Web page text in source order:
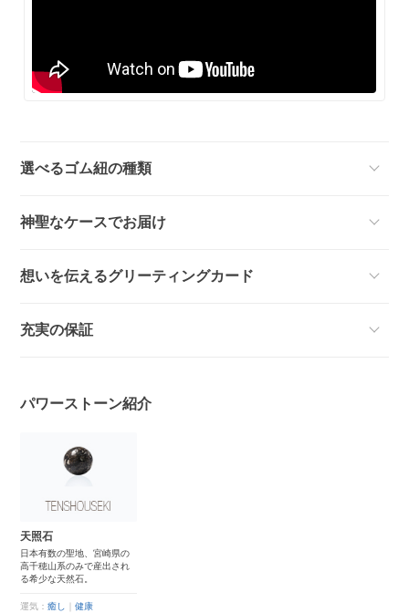
選べるゴム紐の種類
神聖なケースでお届け
想いを伝えるグリーティングカード
充実の保証
パワーストーン紹介
天照石
日本有数の聖地、宮崎県の
高千穂山系のみで産出され
る希少な天然石。
運気：癒し ｜健康